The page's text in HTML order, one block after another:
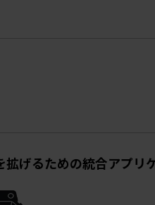
げるための統合アプリ